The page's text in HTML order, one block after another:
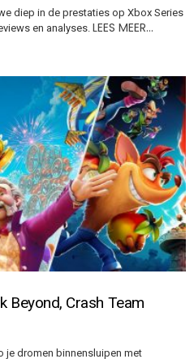
diep in de prestaties op Xbox Series
en analyses. LEES MEER…
Beyond, Crash Team
je dromen binnensluipen met